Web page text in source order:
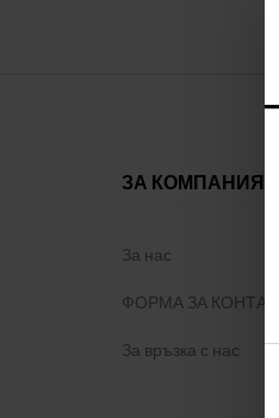
ЗА КОМПАНИЯТА
За нас
ФОРМА ЗА КОНТАКТ
За връзка с нас